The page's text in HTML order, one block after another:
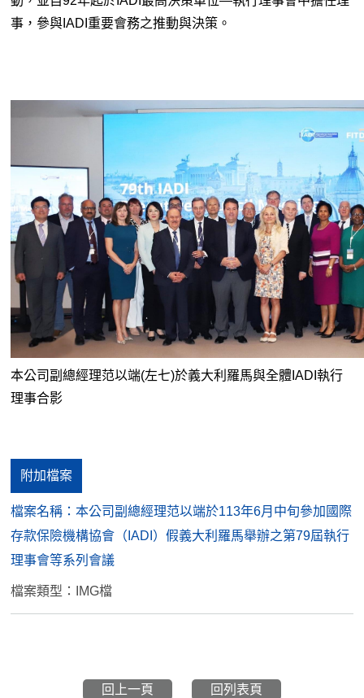
事，參與IADI重要會務之推動與決策。
本公司副總經理范以端(左七)於義大利羅馬與全體IADI執行
理事合影
附加檔案
檔案名稱：本公司副總經理范以端於113年6月中旬參加國際
存款保險機構協會（IADI）假義大利羅馬舉辦之第79屆執行
理事會等系列會議
檔案類型：IMG檔
回上一頁 回列表頁